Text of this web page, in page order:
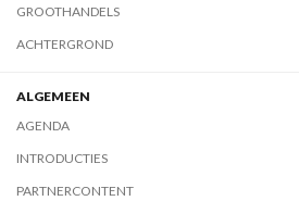
GROOTHANDELS
ACHTERGROND
ALGEMEEN
AGENDA
INTRODUCTIES
PARTNERCONTENT